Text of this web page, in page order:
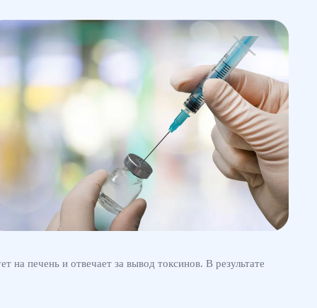
печень и отвечает за вывод токсинов. В результате